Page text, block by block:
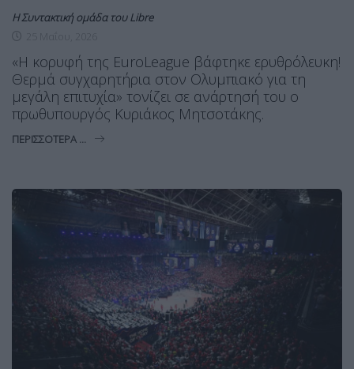
Η Συντακτική ομάδα του Libre
«Η κορυφή της EuroLeague βάφτηκε ερυθρόλευκη!
Θερμά συγχαρητήρια στον Ολυμπιακό για τη
μεγάλη επιτυχία» τονίζει σε ανάρτησή του ο
πρωθυπουργός Κυριάκος Μητσοτάκης.
ΠΕΡΙΣΣΌΤΕΡΑ ...